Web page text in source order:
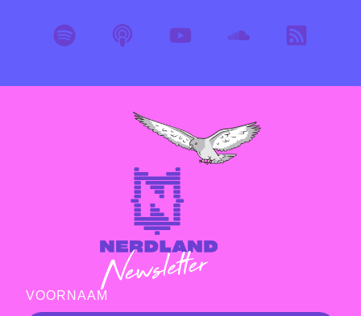
VOORNAAM